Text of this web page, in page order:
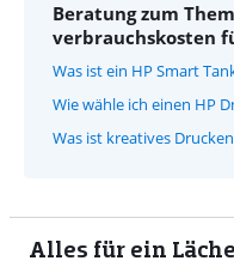
Beratung zum
verbrauchskosten
Was ist ein HP Smart
Wie wähle ich einen HP
Was ist kreatives
Alles für ein